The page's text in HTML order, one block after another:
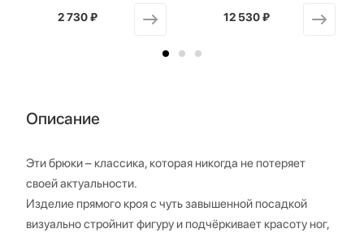
от
2 730 ₽ от
12 530 ₽
Описание
Эти брюки – классика, которая никогда не потеряет
своей актуальности.
Изделие прямого кроя с чуть завышенной посадкой
визуально стройнит фигуру и подчёркивает красоту ног,